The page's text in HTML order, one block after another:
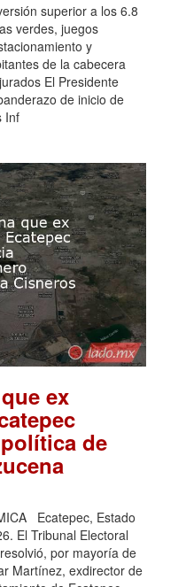
superior a los 6.8
verdes, juegos
y
de la cabecera
El Presidente
de inicio de
Inf
ex
de
Ecatepec, Estado
El Tribunal Electoral
por mayoría de
Martínez, exdirector de